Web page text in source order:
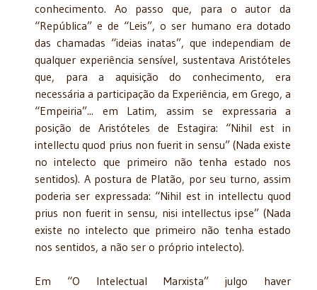
conhecimento. Ao passo que, para o autor da
“República” e de “Leis”, o ser humano era dotado
das chamadas “ideias inatas”, que independiam de
qualquer experiência sensível, sustentava Aristóteles
que, para a aquisição do conhecimento, era
necessária a participação da Experiência, em Grego, a
“Empeiria”... em Latim, assim se expressaria a
posição de Aristóteles de Estagira: “Nihil est in
intellectu quod prius non fuerit in sensu” (Nada existe
no intelecto que primeiro não tenha estado nos
sentidos). A postura de Platão, por seu turno, assim
poderia ser expressada: “Nihil est in intellectu quod
prius non fuerit in sensu, nisi intellectus ipse” (Nada
existe no intelecto que primeiro não tenha estado
nos sentidos, a não ser o próprio intelecto).
Em “O Intelectual Marxista” julgo haver